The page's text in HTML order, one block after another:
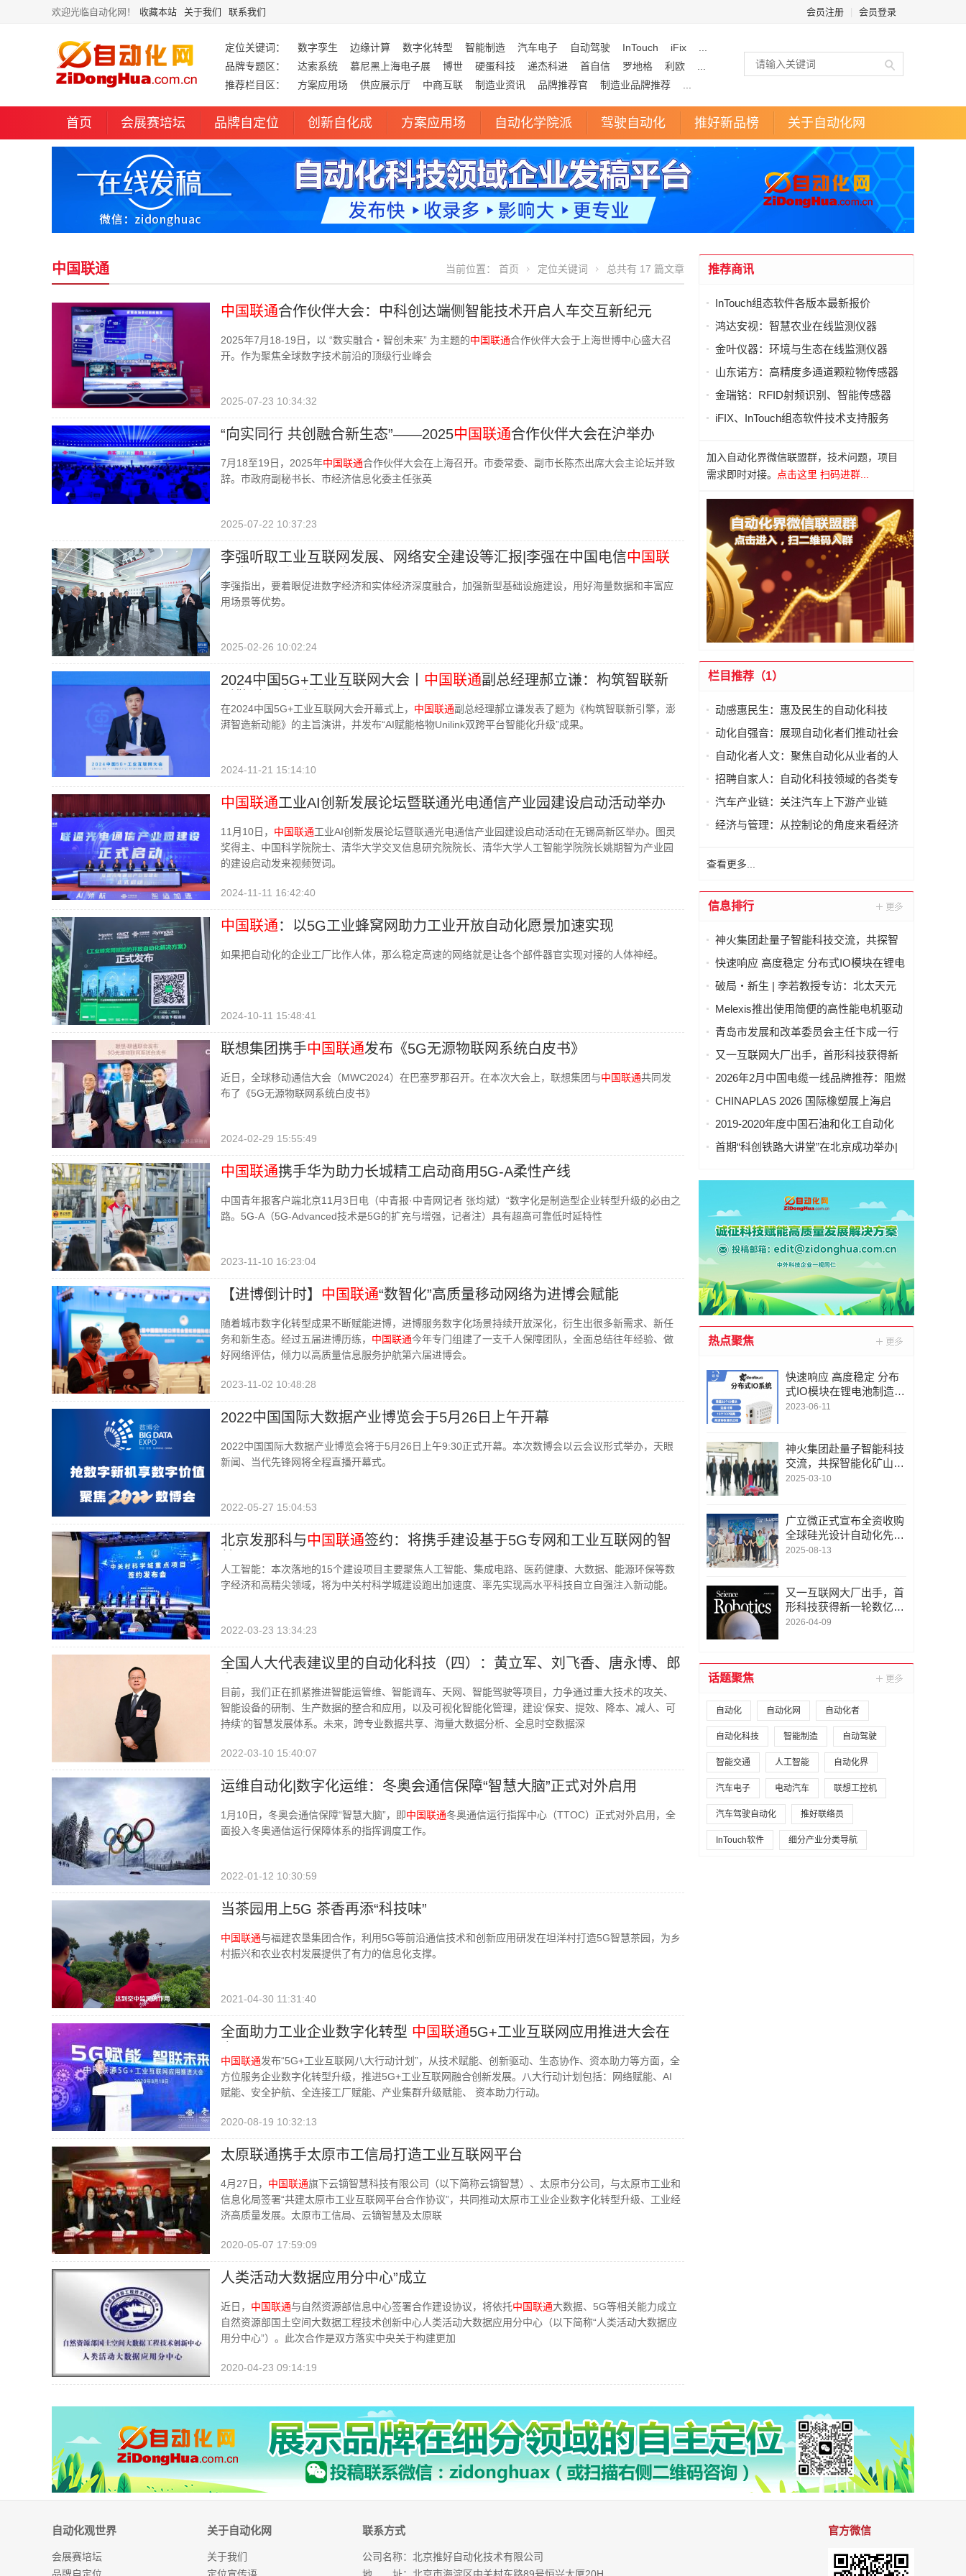
欢迎光临自动化网！ 收藏本站 关于我们 联系我们 会员注册 会员登录
定位关键词： 数字孪生 边缘计算 数字化转型 智能制造 汽车电子 自动驾驶 InTouch iFix
品牌专题区：
达索系统 慕尼黑上海电子展 博世 硬蛋科技 递杰科进 首自信 罗地格 利欧
推荐栏目区：
方案应用场 供应展示厅 中商互联 制造业资讯 品牌推荐官 制造业品牌推荐
首页 会展赛培坛 品牌自定位 创新自化成 方案应用场 自动化学院派 驾驶自动化 推好新品榜 关于自动化网
中国联通 当前位置： 首页 定位关键词 总共有 17 篇文章
中国联通合作伙伴大会：中科创达端侧智能技术开启人车交互新纪元
2025年7月18-19日，以 “数实融合・智创未来” 为主题的中国联通合作伙伴大会于上海世博中心盛大召
开。作为聚焦全球数字技术前沿的顶级行业峰会
2025-07-23 10:34:32
“向实同行 共创融合新生态”——2025中国联通合作伙伴大会在沪举办
7月18至19日，2025年中国联通合作伙伴大会在上海召开。市委常委、副市长陈杰出席大会主论坛并致
辞。市政府副秘书长、市经济信息化委主任张英
2025-07-22 10:37:23
李强听取工业互联网发展、网络安全建设等汇报|李强在中国电信中国联
李强指出，要着眼促进数字经济和实体经济深度融合，加强新型基础设施建设，用好海量数据和丰富应
用场景等优势。
2025-02-26 10:02:24
2024中国5G+工业互联网大会丨 中国联通副总经理郝立谦：​构筑智联新
在2024中国5G+工业互联网大会开幕式上， 中国联通副总经理郝立谦发表了题为《构筑智联新引擎，澎
湃智造新动能》的主旨演讲，并发布“AI赋能格物Unilink双跨平台智能化升级”成果。
2024-11-21 15:14:10
中国联通工业AI创新发展论坛暨联通光电通信产业园建设启动活动举办
11月10日， 中国联通工业AI创新发展论坛暨联通光电通信产业园建设启动活动在无锡高新区举办。图灵
奖得主、中国科学院院士、清华大学交叉信息研究院院长、清华大学人工智能学院院长姚期智为产业园
的建设启动发来视频贺词。
2024-11-11 16:42:40
中国联通：以5G工业蜂窝网助力工业开放自动化愿景加速实现
如果把自动化的企业工厂比作人体，那么稳定高速的网络就是让各个部件器官实现对接的人体神经。
2024-10-11 15:48:41
联想集团携手中国联通发布《5G无源物联网系统白皮书》
近日，全球移动通信大会（MWC2024）在巴塞罗那召开。在本次大会上，联想集团与中国联通共同发
布了《5G无源物联网系统白皮书》
2024-02-29 15:55:49
中国联通携手华为助力长城精工启动商用5G-A柔性产线
中国青年报客户端北京11月3日电（中青报·中青网记者 张均斌）“数字化是制造型企业转型升级的必由之
路。5G-A（5G-Advanced技术是5G的扩充与增强，记者注）具有超高可靠低时延特性
2023-11-10 16:23:04
【进博倒计时】 中国联通“数智化”高质量移动网络为进博会赋能
随着城市数字化转型成果不断赋能进博，进博服务数字化场景持续开放深化，衍生出很多新需求、新任
务和新生态。经过五届进博历练， 中国联通今年专门组建了一支千人保障团队，全面总结往年经验、做
好网络评估，倾力以高质量信息服务护航第六届进博会。
2023-11-02 10:48:28
2022中国国际大数据产业博览会于5月26日上午开幕
2022中国国际大数据产业博览会将于5月26日上午9:30正式开幕。本次数博会以云会议形式举办，天眼
新闻、当代先锋网将全程直播开幕式。
2022-05-27 15:04:53
北京发那科与中国联通签约：将携手建设基于5G专网和工业互联网的智
人工智能：本次落地的15个建设项目主要聚焦人工智能、集成电路、医药健康、大数据、能源环保等数
字经济和高精尖领域，将为中关村科学城建设跑出加速度、率先实现高水平科技自立自强注入新动能。
2022-03-23 13:34:23
全国人大代表建议里的自动化科技（四）：黄立军、刘飞香、唐永博、郎
目前，我们正在抓紧推进智能运管维、智能调车、天网、智能驾驶等项目，力争通过重大技术的攻关、
智能设备的研制、生产数据的整合和应用，以及可视化智能化管理，建设‘保安、提效、降本、减人、可
持续’的智慧发展体系。未来，跨专业数据共享、海量大数据分析、全息时空数据深
2022-03-10 15:40:07
运维自动化|数字化运维：冬奥会通信保障“智慧大脑”正式对外启用
1月10日，冬奥会通信保障“智慧大脑”，即中国联通冬奥通信运行指挥中心（TTOC）正式对外启用，全
面投入冬奥通信运行保障体系的指挥调度工作。
2022-01-12 10:30:59
当茶园用上5G 茶香再添“科技味”
中国联通与福建农垦集团合作，利用5G等前沿通信技术和创新应用研发在坦洋村打造5G智慧茶园，为乡
村振兴和农业农村发展提供了有力的信息化支撑。
2021-04-30 11:31:40
全面助力工业企业数字化转型 中国联通5G+工业互联网应用推进大会在
中国联通发布“5G+工业互联网八大行动计划”，从技术赋能、创新驱动、生态协作、资本助力等方面，全
方位服务企业数字化转型升级，推进5G+工业互联网融合创新发展。八大行动计划包括：网络赋能、AI
赋能、安全护航、全连接工厂赋能、产业集群升级赋能、 资本助力行动。
2020-08-19 10:32:13
太原联通携手太原市工信局打造工业互联网平台
4月27日， 中国联通旗下云镝智慧科技有限公司（以下简称云镝智慧）、太原市分公司，与太原市工业和
信息化局签署“共建太原市工业互联网平台合作协议”，共同推动太原市工业企业数字化转型升级、工业经
济高质量发展。太原市工信局、云镝智慧及太原联
2020-05-07 17:59:09
人类活动大数据应用分中心”成立
近日， 中国联通与自然资源部信息中心签署合作建设协议，将依托中国联通大数据、5G等相关能力成立
自然资源部国土空间大数据工程技术创新中心人类活动大数据应用分中心（以下简称“人类活动大数据应
用分中心”）。此次合作是双方落实中央关于构建更加
2020-04-23 09:14:19
推荐商讯
InTouch组态软件各版本最新报价
鸿达安视：智慧农业在线监测仪器
金叶仪器：环境与生态在线监测仪器
山东诺方：高精度多通道颗粒物传感器
金瑞铭：RFID射频识别、智能传感器
iFIX、InTouch组态软件技术支持服务
加入自动化界微信联盟群，技术问题，项目
需求即时对接。
点击这里 扫码进群...
栏目推荐（1）
动感惠民生：惠及民生的自动化科技
动化自强音：展现自动化者们推动社会
进步发出的响亮声音
自动化者人文：聚焦自动化从业者的人
文思考
招聘自家人：自动化科技领域的各类专
家及人才需求资讯
汽车产业链：关注汽车上下游产业链
经济与管理：从控制论的角度来看经济
查看更多...
信息排行
神火集团赴量子智能科技交流，共探智
能化矿山新未来
快速响应 高度稳定 分布式IO模块在锂电
池制造的优势揭秘 | 支持Modbus、
EtherCAT、Ethernet/IP、BACnet/IP等多
种协议
破局・新生 | 李若教授专访：北太天元
打破 30 年垄断，国产科学计算软件崛起
Melexis推出使用简便的高性能电机驱动
芯片，助力三相风扇实现快速、免代码
青岛市发展和改革委员会主任卞成一行
到国创中心调研指导
又一互联网大厂出手，首形科技获得新
一轮数亿元A1轮融资｜人脸机器人首次
2026年2月中国电缆一线品牌推荐：阻燃
防火电缆国内一线品牌推荐排名名单
CHINAPLAS 2026 国际橡塑展上海启
幕！5,000余家全球展商共塑智能绿色橡
2019-2020年度中国石油和化工自动化
行业科学技术奖拟授奖公示
首期“科创铁路大讲堂”在北京成功举办|
人工智能驱动新一代技术变革》主题讲
热点聚焦
快速响应 高度稳定 分布
式IO模块在锂电池制造的
优势揭秘 | 支持Modbu
rnet/IP、BACnet/IP等多
种协议
2023-06-11
神火集团赴量子智能科技
交流，共探智能化矿山新
未来
2025-03-10
广立微正式宣布全资收购
全球硅光设计自动化先锋
LUCEDA
2025-08-13
又一互联网大厂出手，首
形科技获得新一轮数亿元
A1轮融资｜人脸机器人首
2026-04-09
话题聚焦
自动化 自动化网 自动化者
自动化科技 智能制造 自动驾驶
智能交通 人工智能 自动化界
汽车电子 电动汽车 联想工控机
汽车驾驶自动化 推好联络员
InTouch软件 细分产业分类导航
自动化观世界
会展赛培坛
关于自动化网
关于我们
联系方式
公司名称：北京推好自动化技术有限公司
官方微信